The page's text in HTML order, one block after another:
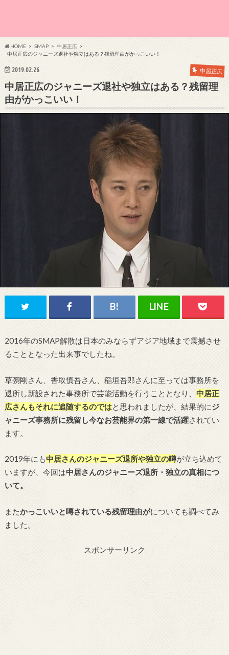
HOME SMAP
中居正広
中居正広のジャニーズ退社や独立はある？残留理由がかっこいい！
2019.02.26 中居正広
中居正広のジャニーズ退社や独立はある？残留理
由がかっこいい！
2016年のSMAP解散は日本のみならずアジア地域まで震撼させ
ることとなった出来事でしたね。
草彅剛さん、香取慎吾さん、稲垣吾郎さんに至っては事務所を
退所し新設された事務所で芸能活動を行うこととなり、 中居正
広さんもそれに追随するのではと思われましたが、結果的にジ
ャニーズ事務所に残留し今なお芸能界の第一線で活躍されてい
ます。
2019年にも中居さんのジャニーズ退所や独立の噂が立ち込めて
いますが、今回は中居さんのジャニーズ退所・独立の真相につ
いて。
またかっこいいと噂されている残留理由がについても調べてみ
ました。
スポンサーリンク